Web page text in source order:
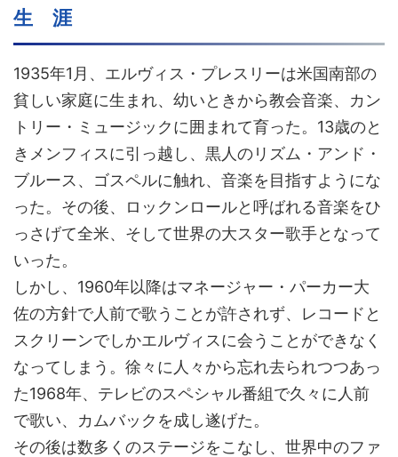
生 涯
1935年1月、エルヴィス・プレスリーは米国南部の
貧しい家庭に生まれ、幼いときから教会音楽、カン
トリー・ミュージックに囲まれて育った。13歳のと
きメンフィスに引っ越し、黒人のリズム・アンド・
ブルース、ゴスペルに触れ、音楽を目指すようにな
った。その後、ロックンロールと呼ばれる音楽をひ
っさげて全米、そして世界の大スター歌手となって
いった。
しかし、1960年以降はマネージャー・パーカー大
佐の方針で人前で歌うことが許されず、レコードと
スクリーンでしかエルヴィスに会うことができなく
なってしまう。徐々に人々から忘れ去られつつあっ
た1968年、テレビのスペシャル番組で久々に人前
で歌い、カムバックを成し遂げた。
その後は数多くのステージをこなし、世界中のファ